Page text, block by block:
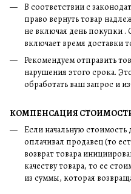
В соответствии с
право вернуть товар
не включая день покупки .
включает время доставки
Рекомендуем отправить
нарушения этого срока.
обработать ваш запрос и
КОМПЕНСАЦИЯ
Если начальную стоимость
оплачивал продавец (то
возврат товара
качеству товара, то ее
из суммы, которая